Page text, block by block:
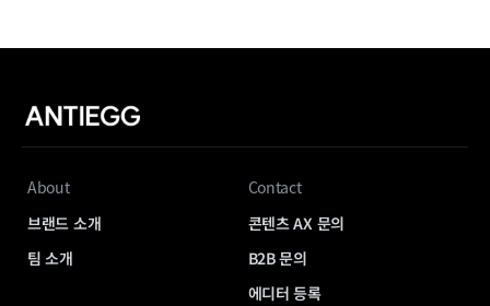
About
브랜드 소개
팀 소개
Contact
콘텐츠 AX 문의
B2B 문의
에디터 등록